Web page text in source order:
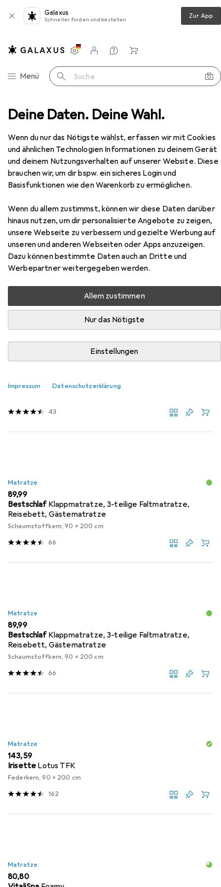
Deine Daten. Deine Wahl.
Wenn du nur das Nötigste wählst, erfassen wir mit Cookies
und ähnlichen Technologien Informationen zu deinem Gerät
und deinem Nutzungsverhalten auf unserer Website. Diese
brauchen wir, um dir bspw. ein sicheres Login und
Basisfunktionen wie den Warenkorb zu ermöglichen.
Wenn du allem zustimmst, können wir diese Daten darüber
hinaus nutzen, um dir personalisierte Angebote zu zeigen,
unsere Webseite zu verbessern und gezielte Werbung auf
unseren und anderen Webseiten oder Apps anzuzeigen.
Dazu können bestimmte Daten auch an Dritte und
Werbepartner weitergegeben werden.
Allem zustimmen
Nur das Nötigste
Einstellungen
Impressum Datenschutzerklärung
Galaxus
Schneller finden und bestellen Zur App
Navigation nach Kategorien
Menü Suche
Einstellungen
Kundenkonto
Vergleichslisten
Merklisten
Warenkorb
Möbel Schlafzimmer Bett vidaXL Shepherd
EUR
125,63
vidaXL
Shepherd
90 x 200 cm
Hier findest du passendes Zubehör zum Produkt vidaXL
Shepherd aus der Kategorie Matratze.
Beliebt VidaXL
Matratze
Bestschlaf
Visko Gästematratze
43
Matratze
EUR
89,99
Bestschlaf Klappmatratze, 3-teilige Faltmatratze,
Reisebett, Gästematratze
Schaumstoffkern, 90 x 200 cm
66
Matratze
EUR
89,99
Bestschlaf Klappmatratze, 3-teilige Faltmatratze,
Reisebett, Gästematratze
Schaumstoffkern, 90 x 200 cm
66
Matratze
EUR
143,59
Irisette Lotus TFK
Federkern, 90 x 200 cm
162
Matratze
EUR
80,80